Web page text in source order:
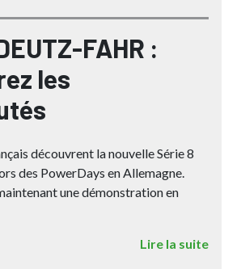
FAHR :
les
découvrent la nouvelle Série 8
des PowerDays en Allemagne.
une démonstration en
Lire la suite